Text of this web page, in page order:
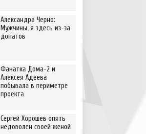
Александра Черно:
Мужчины, я здесь из-за
донатов
Фанатка Дома-2 и
Алексея Адеева
побывала в периметре
проекта
Сергей Хорошев опять
недоволен своей женой